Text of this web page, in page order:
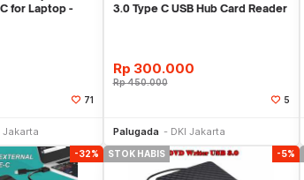
for Laptop -
71
Jakarta
3.0 Type C USB Hub Card Reader
Rp 300.000
Rp450.000
5
Palugada DKI Jakarta
-32% STOK HABIS -5%